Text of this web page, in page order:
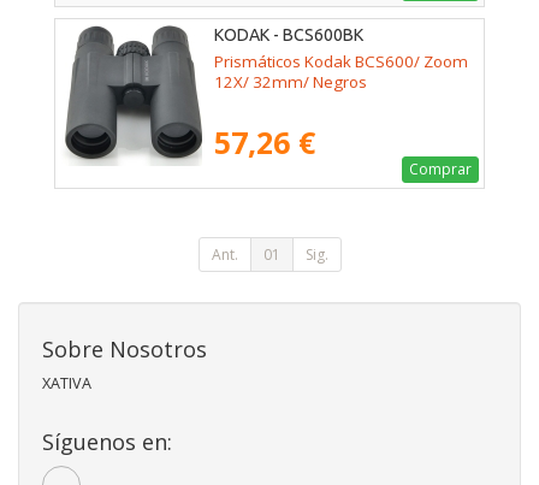
KODAK - BCS600BK
Prismáticos Kodak BCS600/ Zoom
12X/ 32mm/ Negros
57,26 €
Comprar
Ant. 01 Sig.
Sobre Nosotros
XATIVA
Síguenos en: